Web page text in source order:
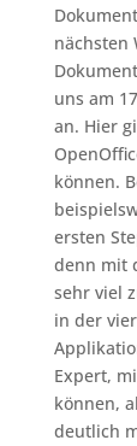
nächsten
uns am
an. Hier
können.
ersten
denn mit
sehr viel
in der
Expert,
können,
deutlich